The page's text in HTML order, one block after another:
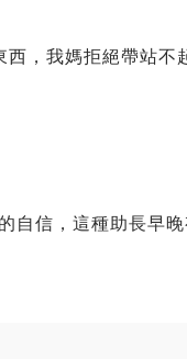
，我媽拒絕帶站不
自信，這種助長早